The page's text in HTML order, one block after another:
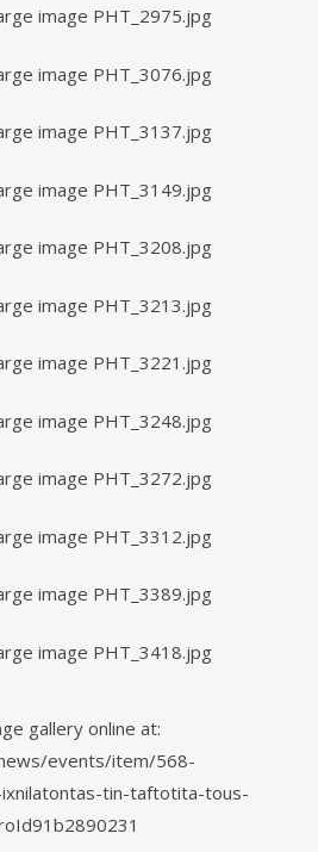
gallery online at:
events/item/568-
tin-taftotita-tous-